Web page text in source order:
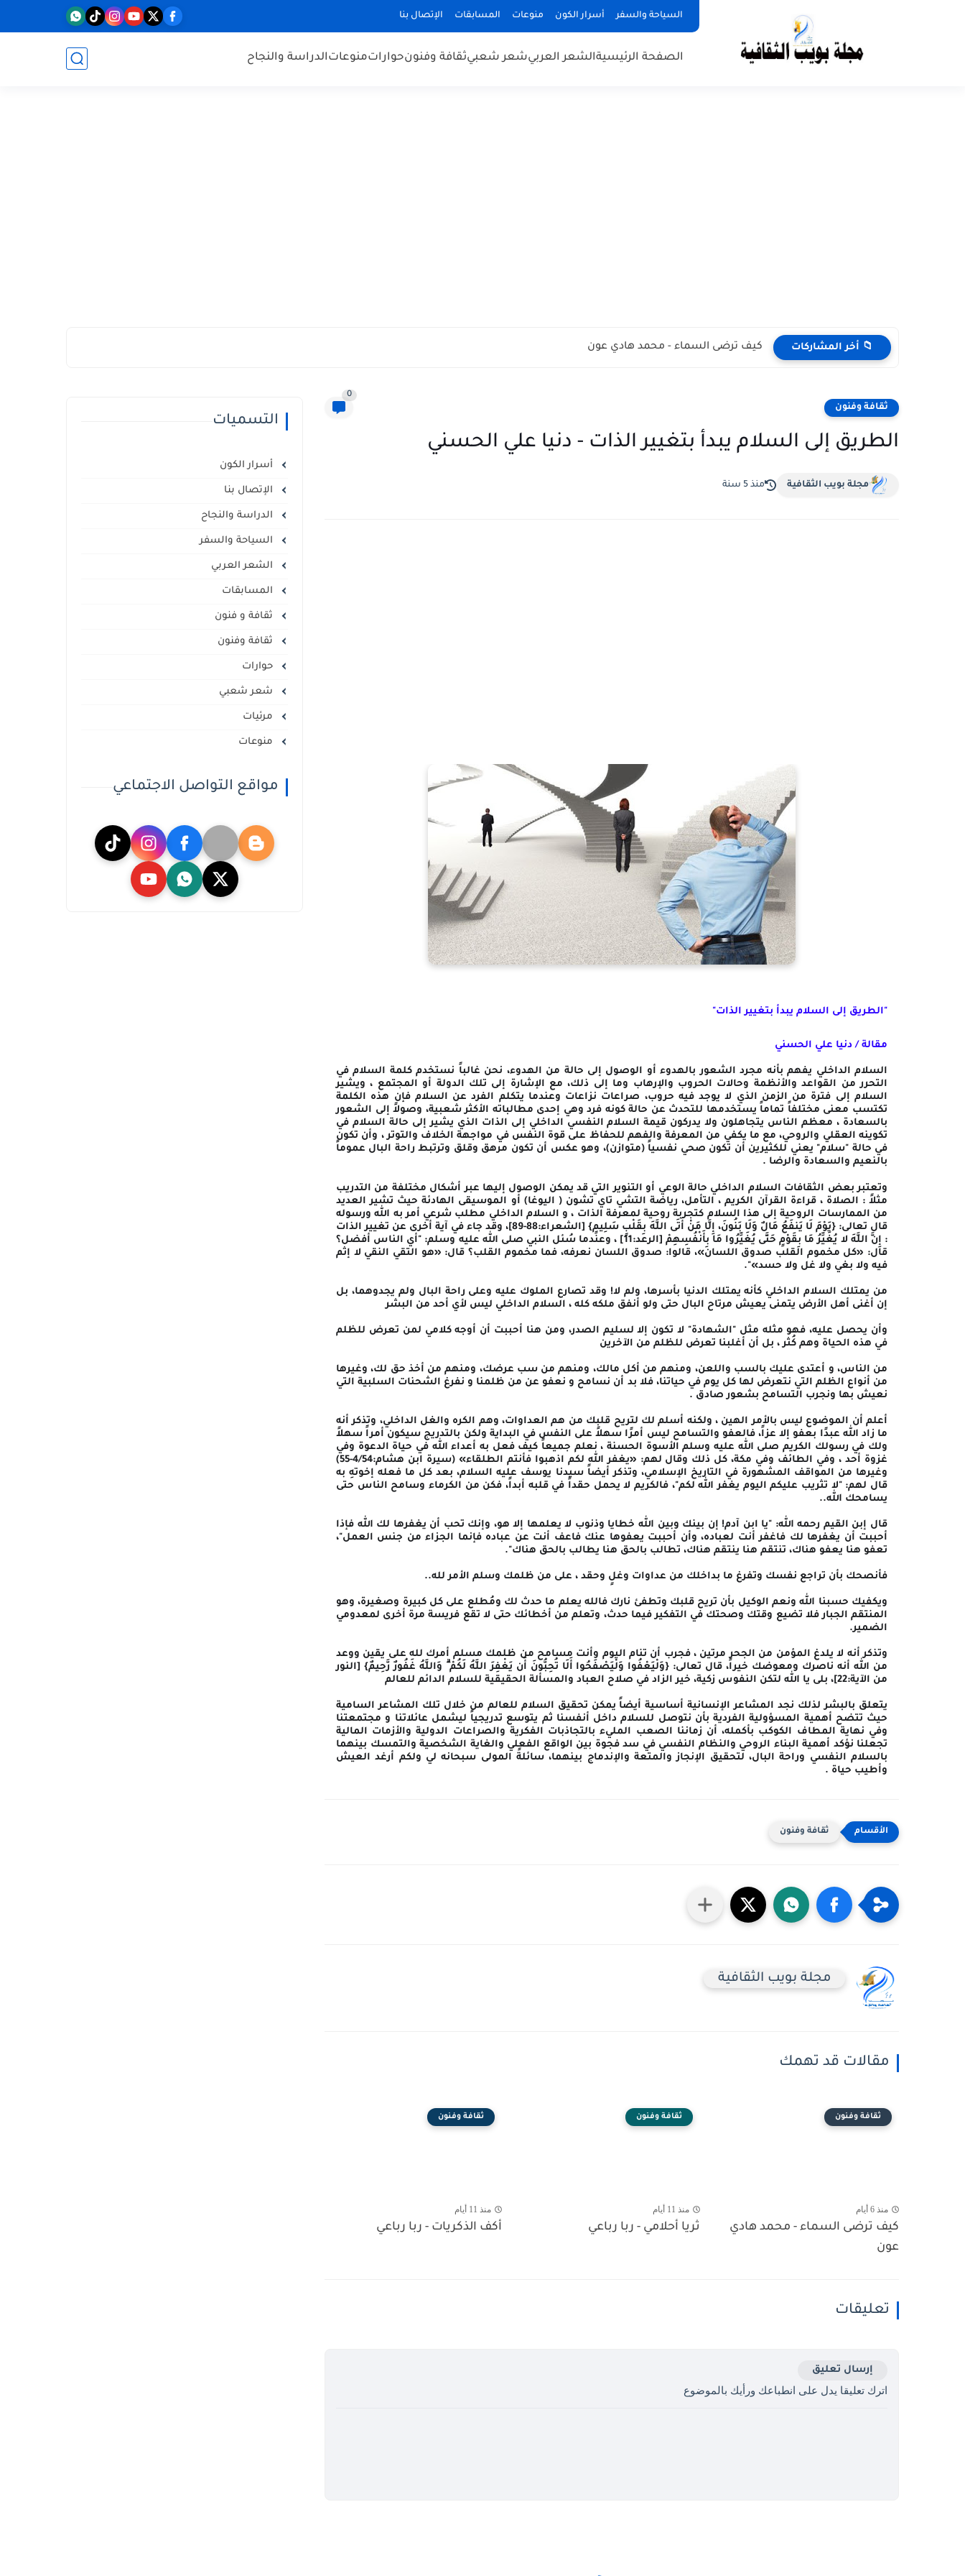
السياحة والسفر أسرار الكون منوعات المسابقات الإتصال بنا
الصفحة الرئيسيةالشعر العربيشعر شعبيثقافة وفنونحواراتمنوعاتالدراسة والنجاح
📁 أخر المشاركات كيف ترضى السماء - محمد هادي عون
ثقافة وفنون
0
الطريق إلى السلام يبدأ بتغيير الذات - دنيا علي الحسني
مجلة بويب الثقافية منذ 5 سنة
"الطريق إلى السلام يبدأ بتغيير الذات"
مقالة / دنيا علي الحسني
السلام الداخلي يفهم بأنه مجرد الشعور بالهدوء أو الوصول إلى حالة من الهدوء، نحن غالباً نستخدم كلمة السلام في
التحرر من القواعد والأنظمة وحالات الحروب والإرهاب وما إلى ذلك، مع الإشارة إلى تلك الدولة أو المجتمع ، ويشير
السلام إلى فترة من الزمن الذي لا يوجد فيه حروب، صراعات نزاعات وعندما يتكلم الفرد عن السلام فإن هذه الكلمة
تكتسب معنى مختلفاً تماماً يستخدمها للتحدث عن حالة كونه فرد وهي إحدى مطالباته الأكثر شعبية، وصولاً إلى الشعور
بالسعادة ، معظم الناس يتجاهلون ولا يدركون قيمة السلام النفسي الداخلي إلى الذات الذي يشير إلى حالة السلام في
تكوينه العقلي والروحي، مع ما يكفي من المعرفة والفهم للحفاظ على قوة النفس في مواجهة الخلاف والتوتر ، وأن تكون
في حالة "سلام" يعني للكثيرين أن تكون صحي نفسياً (متوازن)، وهو عكس أن تكون مرهق وقلق وترتبط راحة البال عموماً
بالنعيم والسعادة والرضا .
وتعتبر بعض الثقافات السلام الداخلي حالة الوعي أو التنوير التي قد يمكن الوصول إليها عبر أشكال مختلفة من التدريب
مثلاً : الصلاة ، قراءة القرآن الكريم ، التأمل، رياضة التشي تاي تشون ( اليوغا) أو الموسيقى الهادئة حيث تشير العديد
من الممارسات الروحية إلى هذا السلام كتجربة روحية لمعرفة الذات ، و السلام الداخلي مطلب شرعي أمر به الله ورسوله
قال تعالى: {يَوْمَ لَا يَنفَعُ مَالٌ وَلَا بَنُونَ، إِلَّا مَنْ أَتَى اللَّهَ بِقَلْبٍ سَلِيمٍ} [الشعراء:88-89]، وقد جاء في آية أخرى عن تغيير الذات
: إِنَّ اللَّهَ لا يُغَيِّرُ مَا بِقَوْمٍ حَتَّى يُغَيِّرُوا مَا بِأَنْفُسِهِمْ [الرعد:11] ، وعندما سُئل النبي صلى الله عليه وسلم: "أي الناس أفضل؟
قال: «كل مخموم القلب صدوق اللسان»، قالوا: صدوق اللسان نعرفه، فما مخموم القلب؟ قال: «هو التقي النقي لا إثم
فيه ولا بغي ولا غل ولا حسد»".
من يمتلك السلام الداخلي كأنه يمتلك الدنيا بأسرها، ولم لا! وقد تصارع الملوك عليه وعلى راحة البال ولم يجدوهما، بل
إن أغنى أهل الأرض يتمنى يعيش مرتاح البال حتى ولو أنفق ملكه كله ، السلام الداخلي ليس لأي أحد من البشر
وأن يحصل عليه، فهو مثله مثل "الشهادة" لا تكون إلا لسليم الصدر، ومن هنا أحببت أن أوجه كلامي لمن تعرض للظلم
في هذه الحياة وهم كُثر ، بل أن أغلبنا تعرض للظلم من الآخرين
من الناس، و أعتدى عليك بالسب واللعن، ومنهم من أكل مالك، ومنهم من سب عرضك، ومنهم من أخذ حق لك، وغيرها
من أنواع الظلم التي نتعرض لها كل يوم في حياتنا، فلا بد أن نسامح و نعفو عن من ظلمنا و نفرغ الشحنات السلبية التي
نعيش بها ونجرب التسامح بشعور صادق .
أعلم أن الموضوع ليس بالأمر الهين ، ولكنه أسلم لك لتريح قلبك من هم العداوات، وهم الكره والغل الداخلي، وتذكر أنه
ما زاد الله عبدًا بعفو إلا عزاً، فالعفو والتسامح ليس أمرًا سهلاً على النفس في البداية ولكن بالتدريج سيكون أمراً سهلاً
ولك في رسولك الكريم صلى الله عليه وسلم الأسوة الحسنة ، نعلم جميعاً كيف فعل به أعداء الله في حياة الدعوة وفي
غزوة أحد ، وفي الطائف وفي مكة، كل ذلك وقال لهم: «يغفر الله لكم اذهبوا فأنتم الطلقاء» (سيرة ابن هشام:4/54-55)
وغيرها من المواقف المشهورة في التاريخ الإسلامي، وتذكر أيضاً سيدنا يوسف عليه السلام، بعد كل ما فعله إخوتهِ به
قال لهم: "لا تثريب عليكم اليوم يغفر الله لكم"، فالكريم لا يحمل حقداً في قلبه أبداً، فكن من الكرماء وسامح الناس حتى
يسامحك الله..
قال إبن القيم رحمه الله: "يا ابن آدم! إن بينك وبين الله خطايا وذنوب لا يعلمها إلا هو، وإنك تحب أن يغفرها لك الله فإذا
أحببت أن يغفرها لك فاغفر أنت لعباده، وأن أحببت يعفوها عنك فاعف أنت عن عباده فإنما الجزاء من جنس العمل"،
تعفو هنا يعفو هناك، تنتقم هنا ينتقم هناك، تطالب بالحق هنا يطالب بالحق هناك".
فأنصحك بأن تراجع نفسك وتفرغ ما بداخلك من عداوات وغلٍ وحقد ، على من ظلمك وسلم الأمر لله..
ويكفيك حسبنا الله ونعم الوكيل بأن تريح قلبك وتطفئ نارك فالله يعلم ما حدث لك ومُطلع على كل كبيرة وصغيرة، وهو
المنتقم الجبار فلا تضيع وقتك وصحتك في التفكير فيما حدث، وتعلم من أخطائك حتى لا تقع فريسة مرة أخرى لمعدومي
الضمير.
وتذكر أنه لا يلدغ المؤمن من الجحر مرتين ، فجرب أن تنام اليوم وأنت مسامح من ظلمك مسلم أمرك لله على يقين ووعد
من الله أنه ناصرك ومعوضك خيراً، قال تعالى: {وَلْيَعْفُوا وَلْيَصْفَحُوا أَلَا تُحِبُّونَ أَن يَغْفِرَ اللَّهُ لَكُمْ ۗ وَاللَّهُ غَفُورٌ رَّحِيمٌ} [النور
من الآية:22]، بلى يا الله لتكن النفوس زكية، خير الزاد في صلاح العباد والمسألة الحقيقية للسلام الدائم للعالم
يتعلق بالبشر لذلك نجد المشاعر الإنسانية أساسية أيضاً يمكن تحقيق السلام للعالم من خلال تلك المشاعر السامية
حيث تتضح أهمية المسؤولية الفردية بأن نتوصل للسلام داخل أنفسنا ثم يتوسع تدريجياً ليشمل عائلاتنا و مجتمعتنا
وفي نهاية المطاف الكوكب بأكمله، أن زماننا الصعب المليء بالتجاذبات الفكرية والصراعات الدولية والأزمات المالية
تجعلنا نؤكد أهمية البناء الروحي والنظام النفسي في سد فجوة بين الواقع الفعلي والغاية الشخصية والتمسك بينهما
بالسلام النفسي وراحة البال، لتحقيق الإنجاز والمتعة والإندماج بينهما، سائلةً المولى سبحانه لي ولكم أرغد العيش
وأطيب حياة .
ثقافة وفنون
مجلة بويب الثقافية
مقالات قد تهمك
ثقافة وفنون
منذ 6 أيام
كيف ترضى السماء - محمد هادي
عون
ثقافة وفنون
منذ 11 أيام
ثريا أحلامي - ربا رباعي
ثقافة وفنون
منذ 11 أيام
أكف الذكريات - ربا رباعي
تعليقات
إرسال تعليق
اترك تعليقا يدل على انطباعك ورأيك بالموضوع
التسميات
أسرار الكون
الإتصال بنا
الدراسة والنجاح
السياحة والسفر
الشعر العربي
المسابقات
ثقافة و فنون
ثقافة وفنون
حوارات
شعر شعبي
مرئيات
منوعات
مواقع التواصل الاجتماعي